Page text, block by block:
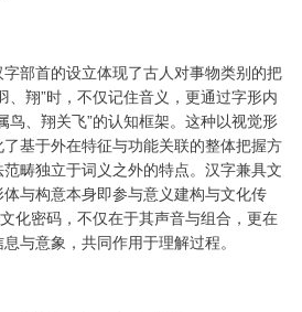
部首的设立体现了古人对事物类别的把
、翔”时，不仅记住音义，更通过字形内
鸟、翔关飞”的认知框架。这种以视觉形
基于外在特征与功能关联的整体把握方
畴独立于词义之外的特点。汉字兼具文
与构意本身即参与意义建构与文化传
化密码，不仅在于其声音与组合，更在
与意象，共同作用于理解过程。